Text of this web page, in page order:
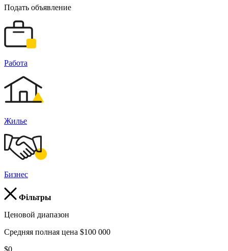
Подать объявление
Работа
Жилье
Бизнес
Фільтры
Ценовой диапазон
Средняя полная цена $100 000
$0